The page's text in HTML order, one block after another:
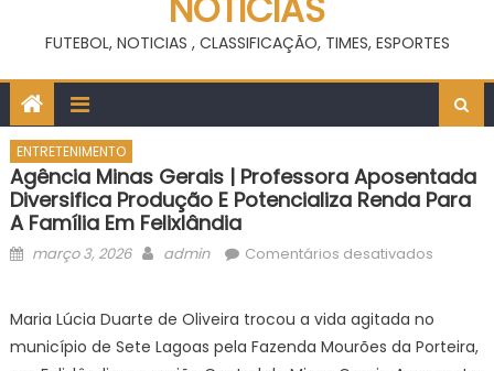
FUTEBOL, NOTICIAS , CLASSIFICAÇÃO, TIMES, ESPORTES
ENTRETENIMENTO
Agência Minas Gerais | Professora Aposentada
Diversifica Produção E Potencializa Renda Para
A Família Em Felixlândia
Posted
março 3, 2026 Author
admin Comentários desativadosem
Gerais
|
Maria Lúcia Duarte de Oliveira trocou a vida agitada no
município de Sete Lagoas pela Fazenda Mourões da Porteira,